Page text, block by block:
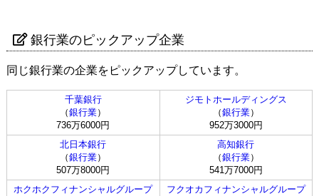
銀行業のピックアップ企業
同じ銀行業の企業をピックアップしています。
千葉銀行
（銀行業）
736万6000円
ジモトホールディングス
（銀行業）
952万3000円
北日本銀行
（銀行業）
507万8000円
高知銀行
（銀行業）
541万7000円
ホクホクフィナンシャルグループ
フクオカフィナンシャルグループ